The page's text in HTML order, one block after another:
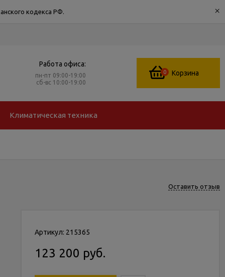
кодекса РФ. ×
Работа офиса:
пн-пт 09:00-19:00
сб-вс 10:00-19:00
0 Корзина
Климатическая техника
Оставить отзыв
Артикул: 215365
123 200 руб.